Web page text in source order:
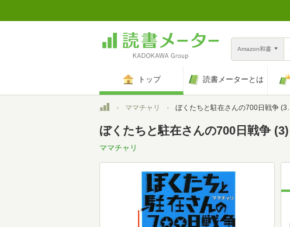
Amazon和書
トップ 読書メーターとは
トップママチャリ ぼくたちと駐在さんの700日戦争 (3) (小学館文庫 ま 5-3)
ぼくたちと駐在さんの700日戦争
ママチャリ